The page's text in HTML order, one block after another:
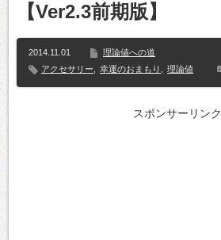
【Ver2.3前期版】
2014.11.01
理論値への道
アクセサリー
幸運のおまもり 理論値
スポンサーリンク